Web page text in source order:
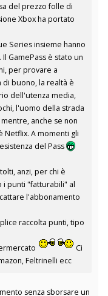
del prezzo folle di
Xbox ha portato
Series insieme hanno
GamePass è stato un
per provare a
buono, la realtà è
dell'utenza media,
l'uomo della strada
anche se non
Netflix. A momenti gli
del Pass
anzi, per chi è
i punti "fatturabili" al
l'abbonamento
raccolta punti, tipo
Ci
Feltrinelli ecc
senza sborsare un